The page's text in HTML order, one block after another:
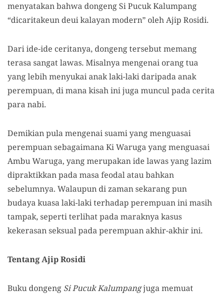
menyatakan bahwa dongeng Si Pucuk Kalumpang
“dicaritakeun deui kalayan modern” oleh Ajip Rosidi.
Dari ide-ide ceritanya, dongeng tersebut memang
terasa sangat lawas. Misalnya mengenai orang tua
yang lebih menyukai anak laki-laki daripada anak
perempuan, di mana kisah ini juga muncul pada cerita
para nabi.
Demikian pula mengenai suami yang menguasai
perempuan sebagaimana Ki Waruga yang menguasai
Ambu Waruga, yang merupakan ide lawas yang lazim
dipraktikkan pada masa feodal atau bahkan
sebelumnya. Walaupun di zaman sekarang pun
budaya kuasa laki-laki terhadap perempuan ini masih
tampak, seperti terlihat pada maraknya kasus
kekerasan seksual pada perempuan akhir-akhir ini.
Tentang Ajip Rosidi
Buku dongeng Si Pucuk Kalumpangjuga memuat